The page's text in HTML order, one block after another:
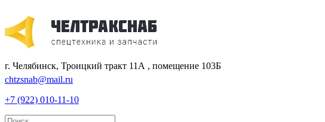
г. Челябинск, Троицкий тракт 11А , помещение 103Б
chtzsnab@mail.ru
+7 (922) 010-11-10